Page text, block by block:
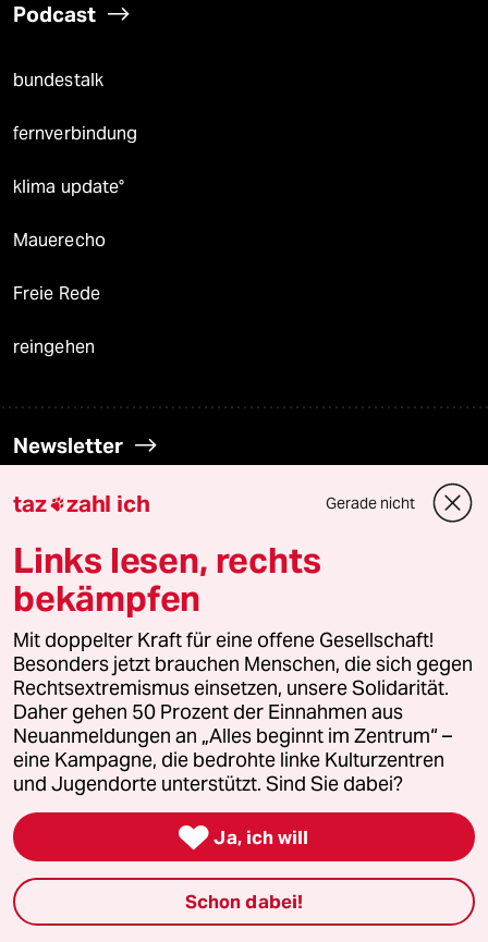
Podcast
bundestalk
fernverbindung
klima update°
Mauerecho
Freie Rede
reingehen
Newsletter
team zukunft
taz frisch
taz zahl ich
taz lab Infobrief
Veranstaltungen
Demnächst
Vor Ort
taz zahl ich Gerade nicht
Links lesen, rechts
bekämpfen
Mit doppelter Kraft für eine offene Gesellschaft!
Besonders jetzt brauchen Menschen, die sich gegen
Rechtsextremismus einsetzen, unsere Solidarität.
Daher gehen 50 Prozent der Einnahmen aus
Neuanmeldungen an „Alles beginnt im Zentrum“ –
eine Kampagne, die bedrohte linke Kulturzentren
und Jugendorte unterstützt. Sind Sie dabei?
 Ja, ich will
Schon dabei!